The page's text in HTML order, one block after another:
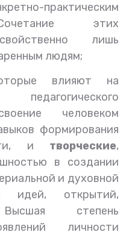
практическим
этих
лишь
людям;
влияют на
человеком
формирования
и творческие,
в создании
и духовной
идей, открытий,
степень
личности